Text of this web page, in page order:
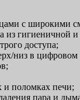
с широкими
из гигиеничной
доступа;
низ в цифровом
поломках печи;
пара и